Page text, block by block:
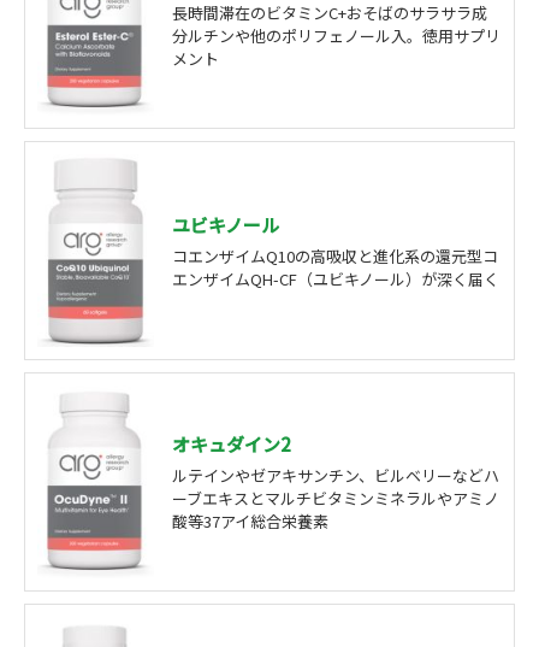
長時間滞在のビタミンC+おそばのサラサラ成
分ルチンや他のポリフェノール入。徳用サプリ
メント
ユビキノール
コエンザイムQ10の高吸収と進化系の還元型コ
エンザイムQH-CF（ユビキノール）が深く届く
オキュダイン2
ルテインやゼアキサンチン、ビルベリーなどハ
ーブエキスとマルチビタミンミネラルやアミノ
酸等37アイ総合栄養素